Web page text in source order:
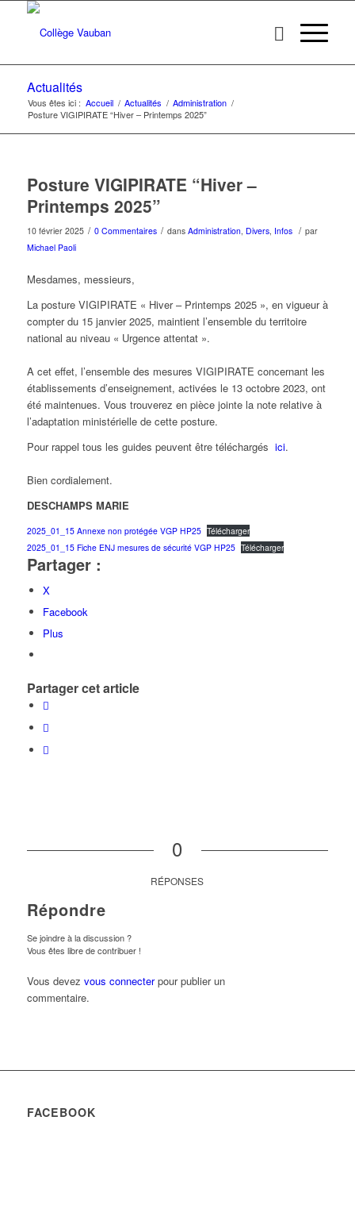
Actualités
Vous êtes ici : Accueil / Actualités / Administration /
Posture VIGIPIRATE “Hiver – Printemps 2025”
Posture VIGIPIRATE “Hiver –
Printemps 2025”
10 février 2025 / 0 Commentaires / dans Administration, Divers, Infos / par
Michael Paoli
Mesdames, messieurs,
La posture VIGIPIRATE « Hiver – Printemps 2025 », en vigueur à
compter du 15 janvier 2025, maintient l’ensemble du territoire
national au niveau « Urgence attentat ».
A cet effet, l’ensemble des mesures VIGIPIRATE concernant les
établissements d’enseignement, activées le 13 octobre 2023, ont
été maintenues. Vous trouverez en pièce jointe la note relative à
l’adaptation ministérielle de cette posture.
Pour rappel tous les guides peuvent être téléchargés ici.
Bien cordialement.
DESCHAMPS MARIE
2025_01_15 Annexe non protégée VGP HP25 Télécharger
2025_01_15 Fiche ENJ mesures de sécurité VGP HP25 Télécharger
Partager :
X
Facebook
Plus
Partager cet article
0
RÉPONSES
Répondre
Se joindre à la discussion ?
Vous êtes libre de contribuer !
Vous devez vous connecterpour publier un
commentaire.
FACEBOOK